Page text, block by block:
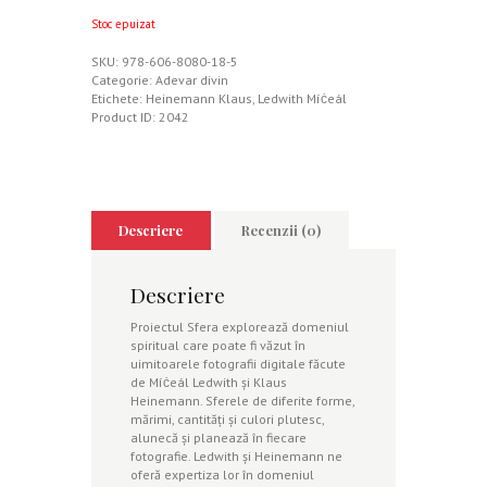
Stoc epuizat
SKU: 978-606-8080-18-5
Categorie: Adevar divin
Etichete: Heinemann Klaus Ledwith Míċeál
Product ID: 2042
Descriere Recenzii (0)
Descriere
Proiectul Sfera explorează domeniul
spiritual care poate fi văzut în
uimitoarele fotografii digitale făcute
de Míċeál Ledwith şi Klaus
Heinemann. Sferele de diferite forme,
mărimi, cantităţi şi culori plutesc,
alunecă şi planează în fiecare
fotografie. Ledwith şi Heinemann ne
oferă expertiza lor în domeniul